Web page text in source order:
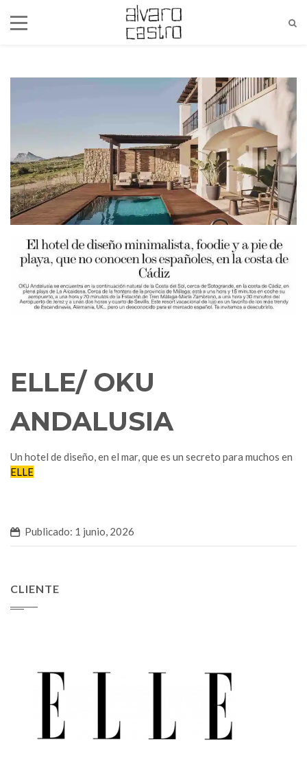
alvaro@alvarocastro.com
ELLE/ OKU
ANDALUSIA
Un hotel de diseño, en el mar, que es un secreto para muchos en
ELLE
Publicado: 1 junio, 2026
CLIENTE